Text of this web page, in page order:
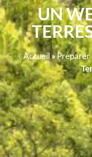
UN
Accueil»Préparer